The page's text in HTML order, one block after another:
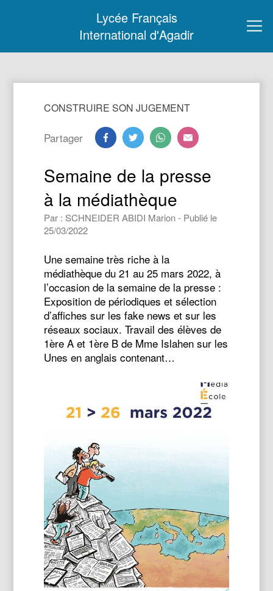
Lycée Français
International d'Agadir
CONSTRUIRE SON JUGEMENT
Partager
Semaine de la presse
à la médiathèque
Par : SCHNEIDER ABIDI Marion - Publié le
25/03/2022
Une semaine très riche à la
médiathèque du 21 au 25 mars 2022, à
l’occasion de la semaine de la presse :
Exposition de périodiques et sélection
d’affiches sur les fake news et sur les
réseaux sociaux. Travail des élèves de
1ère A et 1ère B de Mme Islahen sur les
Unes en anglais contenant…